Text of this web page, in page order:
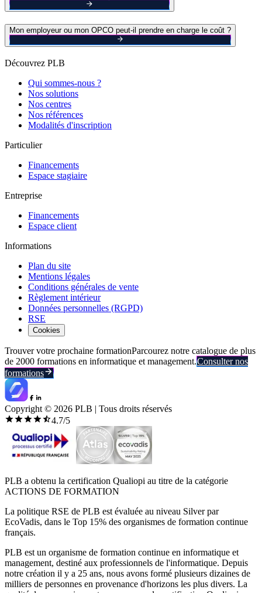
Mon employeur ou mon OPCO peut-il prendre en charge le coût ?
Découvrez PLB
Qui sommes-nous ?
Nos solutions
Nos centres
Nos références
Modalités d'inscription
Particulier
Financements
Espace stagiaire
Entreprise
Financements
Espace client
Informations
Plan du site
Mentions légales
Conditions générales de vente
Règlement intérieur
Données personnelles (RGPD)
RSE
Cookies
Trouver votre prochaine formationParcourez notre catalogue de plus
de 2000 formations en informatique et management.Consulter nos
formations
Copyright © 2026 PLB | Tous droits réservés
4.7/5
PLB a obtenu la certification Qualiopi au titre de la catégorie
ACTIONS DE FORMATION
La politique RSE de PLB est évaluée au niveau Silver par
EcoVadis, dans le Top 15% des organismes de formation continue
français.
PLB est un organisme de formation continue en informatique et
management, destiné aux professionnels de l'informatique. Depuis
notre création il y a 25 ans, nous avons formé plusieurs dizaines de
milliers de personnes en provenance d'horizons les plus divers. La